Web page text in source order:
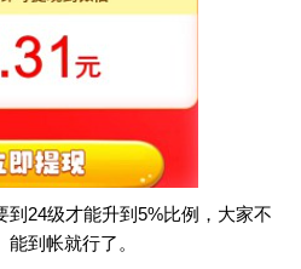
24级才能升到5%比例，大家不
到帐就行了。